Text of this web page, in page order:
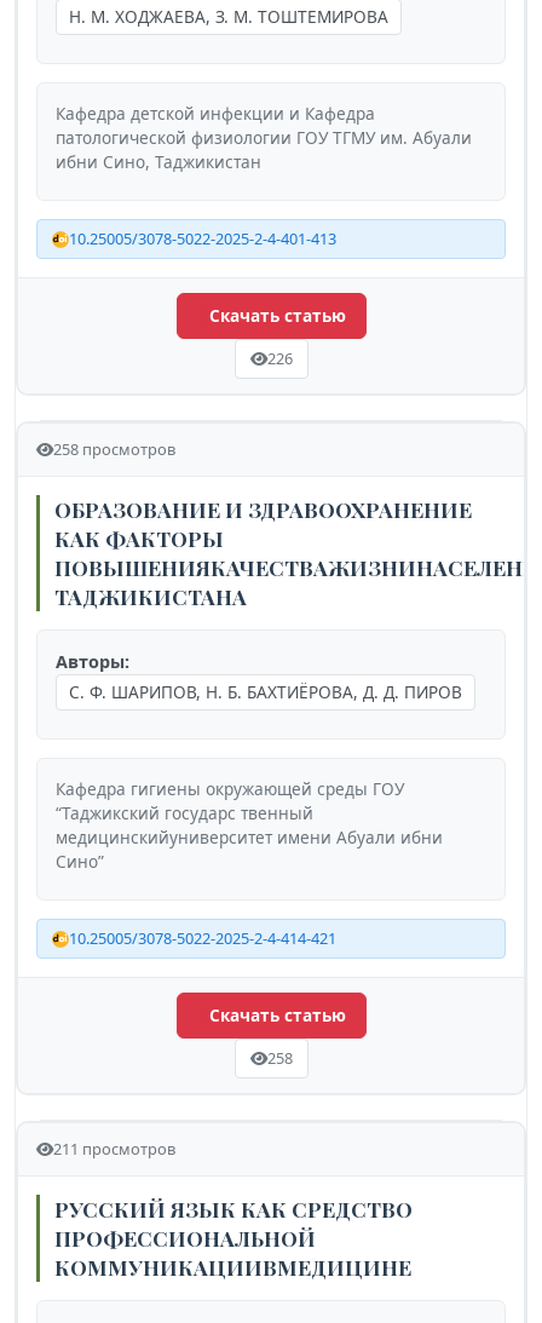
Н. М. ХОДЖАЕВА, З. М. ТОШТЕМИРОВА
Кафедра детской инфекции и Кафедра
патологической физиологии ГОУ ТГМУ им. Абуали
ибни Сино, Таджикистан
10.25005/3078-5022-2025-2-4-401-413
Скачать статью
226
258 просмотров
ОБРАЗОВАНИЕ И ЗДРАВООХРАНЕНИЕ
КАК ФАКТОРЫ
ТАДЖИКИСТАНА
Авторы:
С. Ф. ШАРИПОВ, Н. Б. БАХТИЁРОВА, Д. Д. ПИРОВ
Кафедра гигиены окружающей среды ГОУ
“Таджикский государс твенный
медицинскийуниверситет имени Абуали ибни
Сино”
10.25005/3078-5022-2025-2-4-414-421
Скачать статью
258
211 просмотров
РУССКИЙ ЯЗЫК КАК СРЕДСТВО
ПРОФЕССИОНАЛЬНОЙ
КОММУНИКАЦИИВМЕДИЦИНЕ